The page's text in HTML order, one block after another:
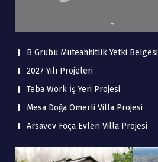
B Grubu Müteahhitlik Yetki Belgesi
2027 Yılı Projeleri
Teba Work İş Yeri Projesi
Mesa Doğa Ömerli Villa Projesi
Arsavev Foça Evleri Villa Projesi